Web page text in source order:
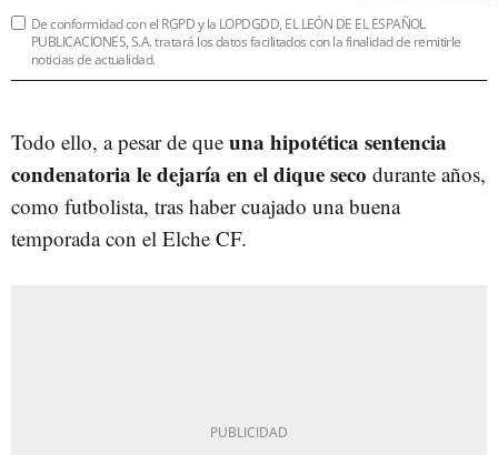
De conformidad con el RGPD y la LOPDGDD, EL LEÓN DE EL ESPAÑOL
PUBLICACIONES, S.A. tratará los datos facilitados con la finalidad de remitirle
noticias de actualidad.
Todo ello, a pesar de que una hipotética sentencia
condenatoria le dejaría en el dique seco durante años,
como futbolista, tras haber cuajado una buena
temporada con el Elche CF.